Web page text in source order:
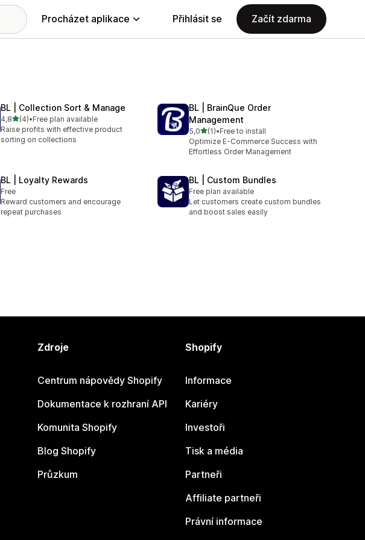
Procházet aplikace Přihlásit se Začít zdarma
BL | Collection Sort & Manage
4,8z 5 hvězd
(4)
Celkový počet recenzí: 4
•Free plan available
Raise profits with effective product
sorting on collections
BL | BrainQue Order
Management
5,0z 5 hvězd
(1)
Celkový počet recenzí: 1
•Free to install
Optimize E-Commerce Success with
Effortless Order Management
BL | Loyalty Rewards
Free
Reward customers and encourage
repeat purchases
BL | Custom Bundles
Free plan available
Let customers create custom bundles
and boost sales easily
Zdroje
Centrum nápovědy Shopify
Dokumentace k rozhraní API
Komunita Shopify
Blog Shopify
Průzkum
Shopify
Informace
Kariéry
Investoři
Tisk a média
Partneři
Affiliate partneři
Právní informace